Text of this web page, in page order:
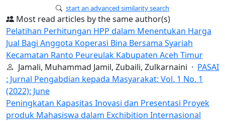
start an advanced similarity search
Most read articles by the same author(s)
Pelatihan Perhitungan HPP dalam Menentukan Harga
Jual Bagi Anggota Koperasi Bina Bersama Syariah
Kecamatan Ranto Peureulak Kabupaten Aceh Timur
Jamali, Muhammad Jamil, Zubaili, Zulkarnaini · PASAI
: Jurnal Pengabdian kepada Masyarakat: Vol. 1 No. 1
(2022): June
Peningkatan Kapasitas Inovasi dan Presentasi Proyek
produk Mahasiswa dalam Exchibition Internasional